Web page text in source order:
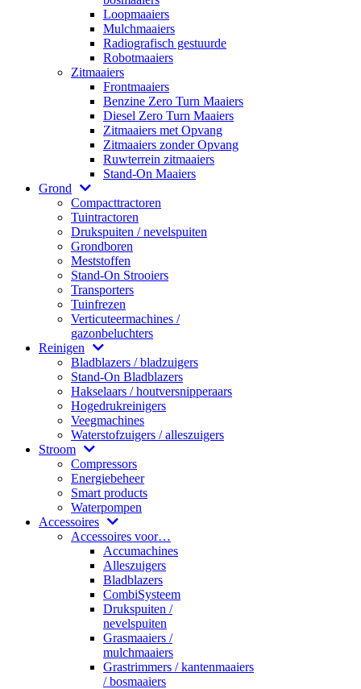
Loopmaaiers
Mulchmaaiers
Radiografisch gestuurde
Robotmaaiers
Zitmaaiers
Frontmaaiers
Benzine Zero Turn Maaiers
Diesel Zero Turn Maaiers
Zitmaaiers met Opvang
Zitmaaiers zonder Opvang
Ruwterrein zitmaaiers
Stand-On Maaiers
Grond
Compacttractoren
Tuintractoren
Drukspuiten / nevelspuiten
Grondboren
Meststoffen
Stand-On Strooiers
Transporters
Tuinfrezen
Verticuteermachines /
gazonbeluchters
Reinigen
Bladblazers / bladzuigers
Stand-On Bladblazers
Hakselaars / houtversnipperaars
Hogedrukreinigers
Veegmachines
Waterstofzuigers / alleszuigers
Stroom
Compressors
Energiebeheer
Smart products
Waterpompen
Accessoires
Accessoires voor…
Accumachines
Alleszuigers
Bladblazers
CombiSysteem
Drukspuiten /
nevelspuiten
Grasmaaiers /
mulchmaaiers
Grastrimmers / kantenmaaiers
/ bosmaaiers